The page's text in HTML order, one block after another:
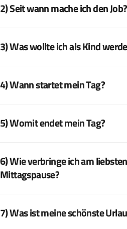
2) Seit wann mache ich den Job?
3) Was wollte ich als Kind
4) Wann startet mein Tag?
5) Womit endet mein Tag?
6) Wie verbringe ich am
Mittagspause?
7) Was ist meine schönste